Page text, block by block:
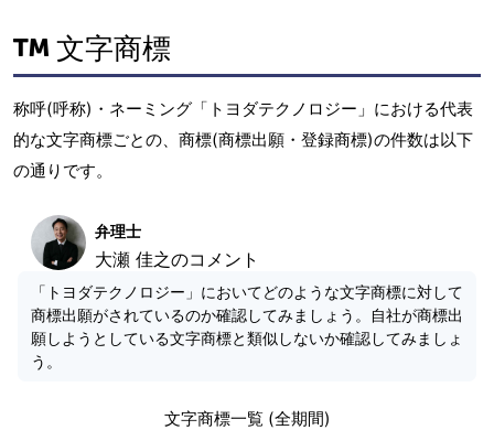
文字商標
称呼(呼称)・ネーミング「トヨダテクノロジー」における代表
的な文字商標ごとの、商標(商標出願・登録商標)の件数は以下
の通りです。
弁理士
大瀬 佳之のコメント
「トヨダテクノロジー」においてどのような文字商標に対して
商標出願がされているのか確認してみましょう。自社が商標出
願しようとしている文字商標と類似しないか確認してみましょ
う。
文字商標一覧 (全期間)